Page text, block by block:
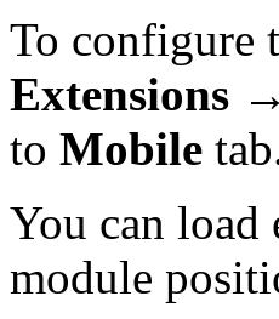
To configure
Extensions
to Mobile
You can load
module